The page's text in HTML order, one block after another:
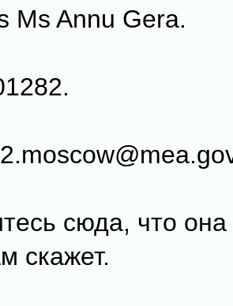
Ms Annu Gera.
сюда, что
скажет.